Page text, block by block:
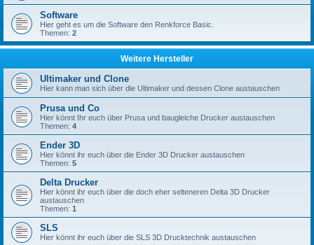
Software
Hier geht es um die Software den Renkforce Basic.
Themen: 2
Weitere Hersteller
Ultimaker und Clone
Hier kann man sich über die Ultimaker und dessen Clone austauschen
Prusa und Co
Hier könnt Ihr euch über Prusa und baugleiche Drucker austauschen
Themen: 4
Ender 3D
Hier könnt ihr euch über die Ender 3D Drucker austauschen
Themen: 5
Delta Drucker
Hier könnt ihr euch über die doch eher selteneren Delta 3D Drucker
austauschen
Themen: 1
SLS
Hier könnt ihr euch über die SLS 3D Drucktechnik austauschen